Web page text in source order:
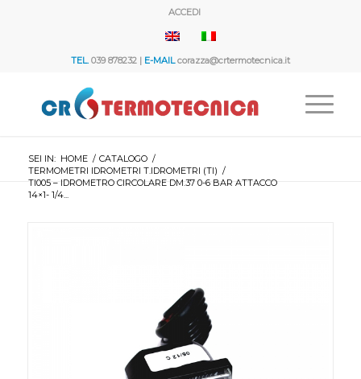
ACCEDI
TEL.039 878232 | E-MAILcorazza@crtermotecnica.it
SEI IN: HOME / CATALOGO /
TERMOMETRI IDROMETRI T.IDROMETRI (TI) /
TI005 – IDROMETRO CIRCOLARE DM.37 0-6 BAR ATTACCO
14×1- 1/4...